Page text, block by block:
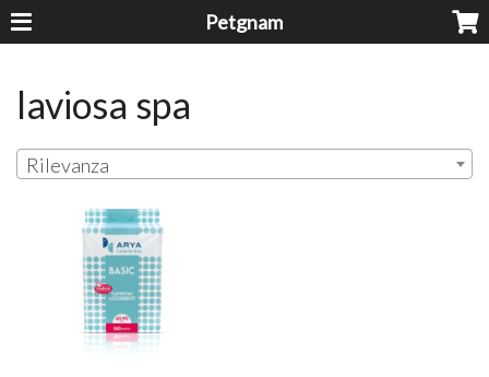
Petgnam
laviosa spa
Rilevanza